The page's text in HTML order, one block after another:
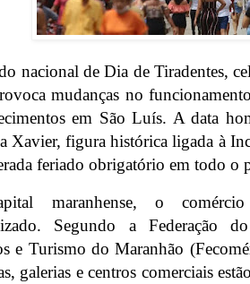
nacional de Dia de Tiradentes,
mudanças no
em São Luís. A data
Xavier, figura histórica ligada à
feriado obrigatório em todo o
maranhense, o
Segundo a Federação
e Turismo do Maranhão
galerias e centros comerciais